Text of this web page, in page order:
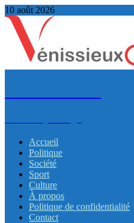
10 août 2026
Accueil
Politique
Société
Sport
Culture
À propos
Politique de confidentialité
Contact